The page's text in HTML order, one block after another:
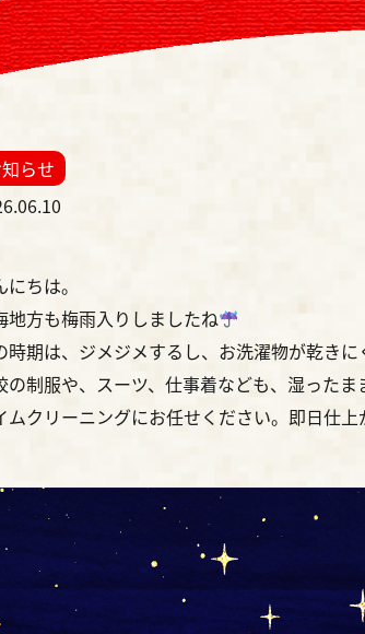
らせ
にちは。
地方も梅雨入りしましたね
時期は、ジメジメするし、お洗濯物が乾き
の制服や、スーツ、仕事着なども、湿った
ムクリーニングにお任せください。即日仕